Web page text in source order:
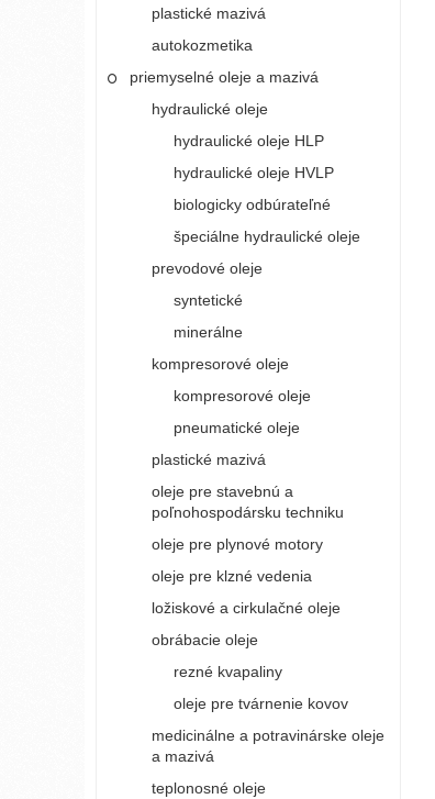
plastické mazivá
autokozmetika
priemyselné oleje a mazivá
hydraulické oleje
hydraulické oleje HLP
hydraulické oleje HVLP
biologicky odbúrateľné
špeciálne hydraulické oleje
prevodové oleje
syntetické
minerálne
kompresorové oleje
kompresorové oleje
pneumatické oleje
plastické mazivá
oleje pre stavebnú a
poľnohospodársku techniku
oleje pre plynové motory
oleje pre klzné vedenia
ložiskové a cirkulačné oleje
obrábacie oleje
rezné kvapaliny
oleje pre tvárnenie kovov
medicinálne a potravinárske oleje
a mazivá
teplonosné oleje